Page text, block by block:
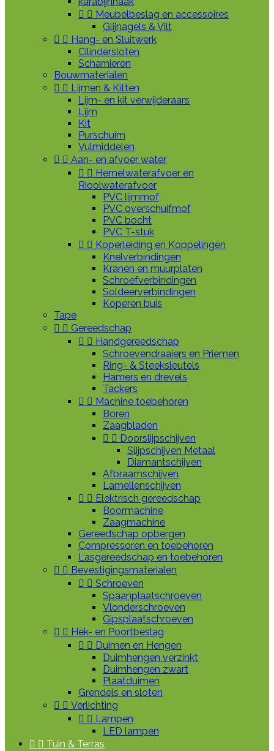
  Meubelbeslag en accessoires
Glijnagels & Vilt
  Hang- en Sluitwerk
Cilindersloten
Scharnieren
Bouwmaterialen
  Lijmen & Kitten
Lijm- en kit verwijderaars
Lijm
Kit
Purschuim
Vulmiddelen
  Aan- en afvoer water
  Hemelwaterafvoer en
Rioolwaterafvoer
PVC lijmmof
PVC overschuifmof
PVC bocht
PVC T-stuk
  Koperleiding en Koppelingen
Knelverbindingen
Kranen en muurplaten
Schroefverbindingen
Soldeerverbindingen
Koperen buis
Tape
  Gereedschap
  Handgereedschap
Schroevendraaiers en Priemen
Ring- & Steeksleutels
Hamers en drevels
Tackers
  Machine toebehoren
Boren
Zaagbladen
  Doorslijpschijven
Slijpschijven Metaal
Diamantschijven
Afbraamschijven
Lamellenschijven
  Elektrisch gereedschap
Boormachine
Zaagmachine
Gereedschap opbergen
Compressoren en toebehoren
Lasgereedschap en toebehoren
  Bevestigingsmaterialen
  Schroeven
Spaanplaatschroeven
Vlonderschroeven
Gipsplaatschroeven
  Hek- en Poortbeslag
  Duimen en Hengen
Duimhengen verzinkt
Duimhengen zwart
Plaatduimen
Grendels en sloten
  Verlichting
  Lampen
LED lampen
  Tuin & Terras